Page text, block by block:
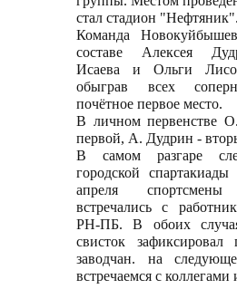
стал стадион "Нефтяник".
Команда
составе Алексея
Исаева и Ольги
обыграв всех
почётное первое место.
В личном первенстве
первой, А. Дудрин -
В самом разгаре
городской
апреля
встречались с
РН-ПБ. В обоих
свисток
заводчан. на
встречаемся с